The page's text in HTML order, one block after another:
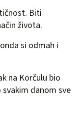
Biti
života.
si odmah i
na Korčulu bio
danom sve